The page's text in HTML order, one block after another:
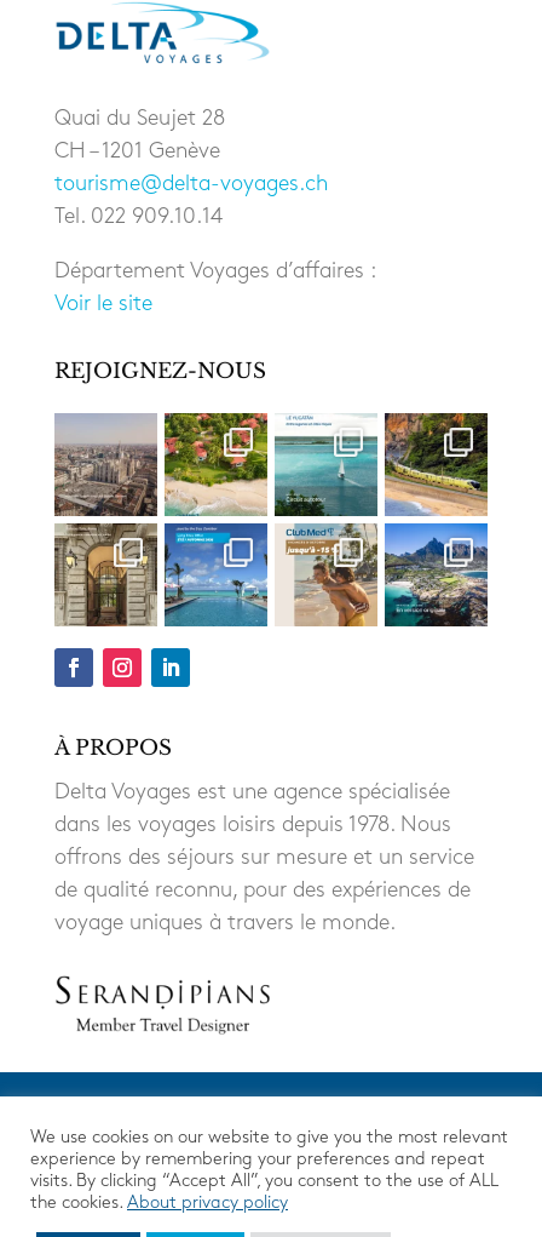
Quai du Seujet 28
CH – 1201 Genève
tourisme@delta-voyages.ch
Tel. 022 909.10.14
Département Voyages d’affaires :
Voir le site
REJOIGNEZ-NOUS
À PROPOS
Delta Voyages est une agence spécialisée
dans les voyages loisirs depuis 1978. Nous
offrons des séjours sur mesure et un service
de qualité reconnu, pour des expériences de
voyage uniques à travers le monde.
We use cookies on our website to give you the most relevant
experience by remembering your preferences and repeat
visits. By clicking “Accept All”, you consent to the use of ALL
the cookies. About privacy policy